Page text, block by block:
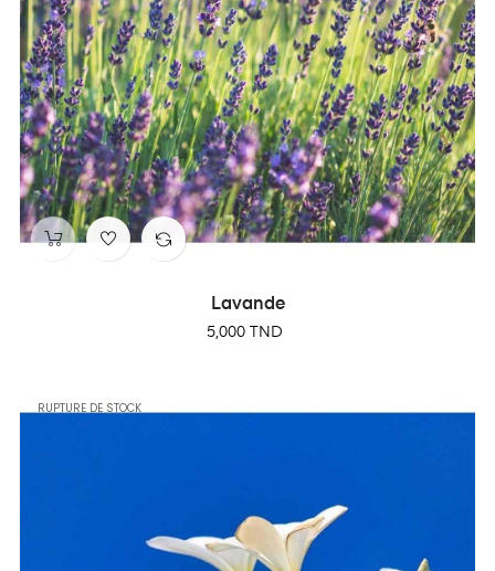
Lavande
Prix
5,000 TND
RUPTURE DE STOCK